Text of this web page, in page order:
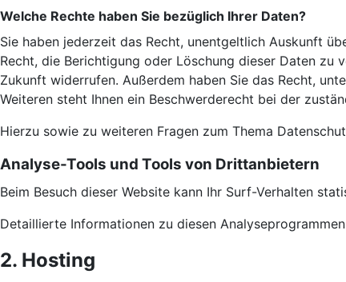
Welche Rechte haben Sie bezüglich Ihrer Daten?
Sie haben jederzeit das Recht, unentgeltlich Auskunft
Recht, die Berichtigung oder Löschung dieser Daten zu
Zukunft widerrufen. Außerdem haben Sie das Recht,
Weiteren steht Ihnen ein Beschwerderecht bei der
Hierzu sowie zu weiteren Fragen zum Thema
Analyse-Tools und Tools von Dritt­anbietern
Beim Besuch dieser Website kann Ihr Surf-Verhalten
Detaillierte Informationen zu diesen
2. Hosting